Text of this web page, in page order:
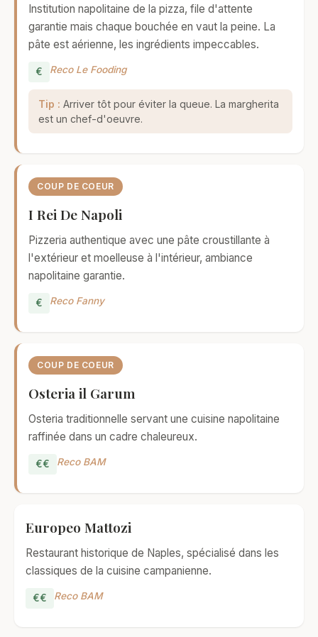
Institution napolitaine de la pizza, file d'attente
garantie mais chaque bouchée en vaut la peine. La
pâte est aérienne, les ingrédients impeccables.
€ Reco Le Fooding
Tip : Arriver tôt pour éviter la queue. La margherita
est un chef-d'oeuvre.
COUP DE COEUR
I Rei De Napoli
Pizzeria authentique avec une pâte croustillante à
l'extérieur et moelleuse à l'intérieur, ambiance
napolitaine garantie.
€ Reco Fanny
COUP DE COEUR
Osteria il Garum
Osteria traditionnelle servant une cuisine napolitaine
raffinée dans un cadre chaleureux.
€€ Reco BAM
Europeo Mattozi
Restaurant historique de Naples, spécialisé dans les
classiques de la cuisine campanienne.
€€ Reco BAM